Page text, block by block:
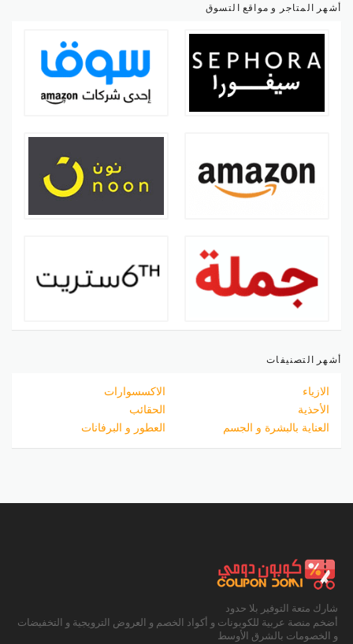
أشهر المتاجر و مواقع التسوق
أشهر التصنيفات
الازياء
الاكسسوارات
الأحذية
الحقائب
العناية بالبشرة و الجسم
العطور و البرفانات
شارك متعة التوفير بلا حدود
أضخم منصة عربية للكوبونات و أكواد الخصم و العروض الترويجية و التخفيضات
و الخصومات بالشرق الأوسط